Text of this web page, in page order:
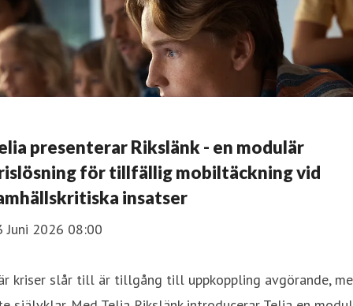
presenterar Rikslänk - en modulär
för tillfällig mobiltäckning vid
insatser
Juni 2026 08:00
kriser slår till är tillgång till uppkoppling avgörande,